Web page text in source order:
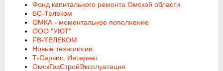
Фонд капитального ремонта Омской области
БС-Телеком
ОМКА - моментальное пополнение
ООО "УЮТ"
FB-ТЕЛЕКОМ
Новые технологии
Т-Сервис, Интернет
ОмскГазСтройЭксплуатация